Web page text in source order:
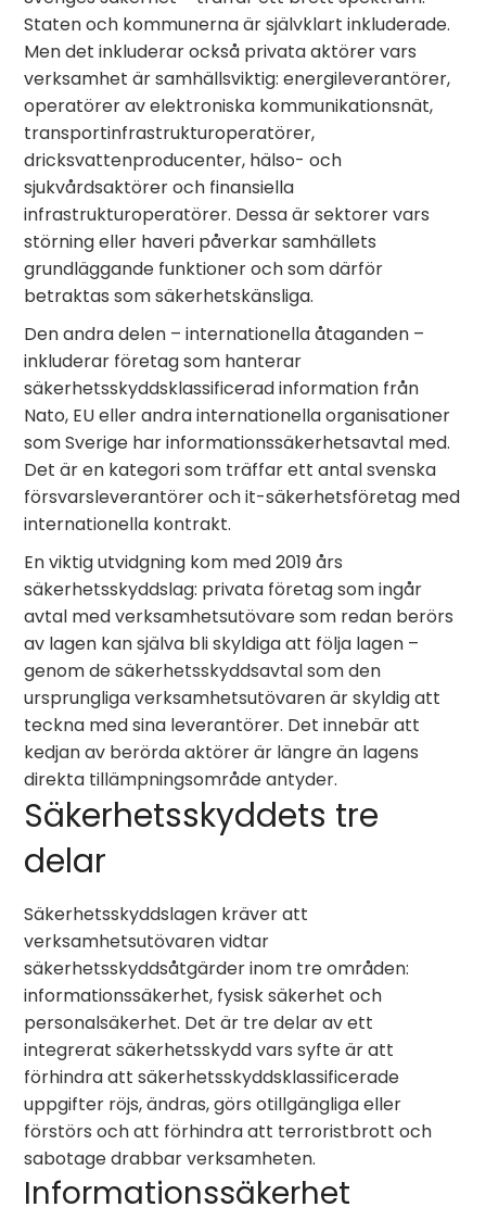
Staten och kommunerna är självklart inkluderade.
Men det inkluderar också privata aktörer vars
verksamhet är samhällsviktig: energileverantörer,
operatörer av elektroniska kommunikationsnät,
transportinfrastrukturoperatörer,
dricksvattenproducenter, hälso- och
sjukvårdsaktörer och finansiella
infrastrukturoperatörer. Dessa är sektorer vars
störning eller haveri påverkar samhällets
grundläggande funktioner och som därför
betraktas som säkerhetskänsliga.
Den andra delen – internationella åtaganden –
inkluderar företag som hanterar
säkerhetsskyddsklassificerad information från
Nato, EU eller andra internationella organisationer
som Sverige har informationssäkerhetsavtal med.
Det är en kategori som träffar ett antal svenska
försvarsleverantörer och it-säkerhetsföretag med
internationella kontrakt.
En viktig utvidgning kom med 2019 års
säkerhetsskyddslag: privata företag som ingår
avtal med verksamhetsutövare som redan berörs
av lagen kan själva bli skyldiga att följa lagen –
genom de säkerhetsskyddsavtal som den
ursprungliga verksamhetsutövaren är skyldig att
teckna med sina leverantörer. Det innebär att
kedjan av berörda aktörer är längre än lagens
direkta tillämpningsområde antyder.
Säkerhetsskyddets tre
delar
Säkerhetsskyddslagen kräver att
verksamhetsutövaren vidtar
säkerhetsskyddsåtgärder inom tre områden:
informationssäkerhet, fysisk säkerhet och
personalsäkerhet. Det är tre delar av ett
integrerat säkerhetsskydd vars syfte är att
förhindra att säkerhetsskyddsklassificerade
uppgifter röjs, ändras, görs otillgängliga eller
förstörs och att förhindra att terroristbrott och
sabotage drabbar verksamheten.
Informationssäkerhet